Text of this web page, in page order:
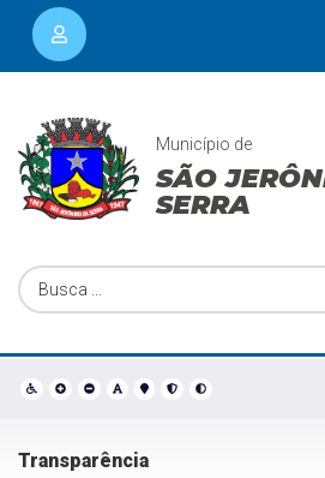
Município de
SÃO
SERRA
Transparência